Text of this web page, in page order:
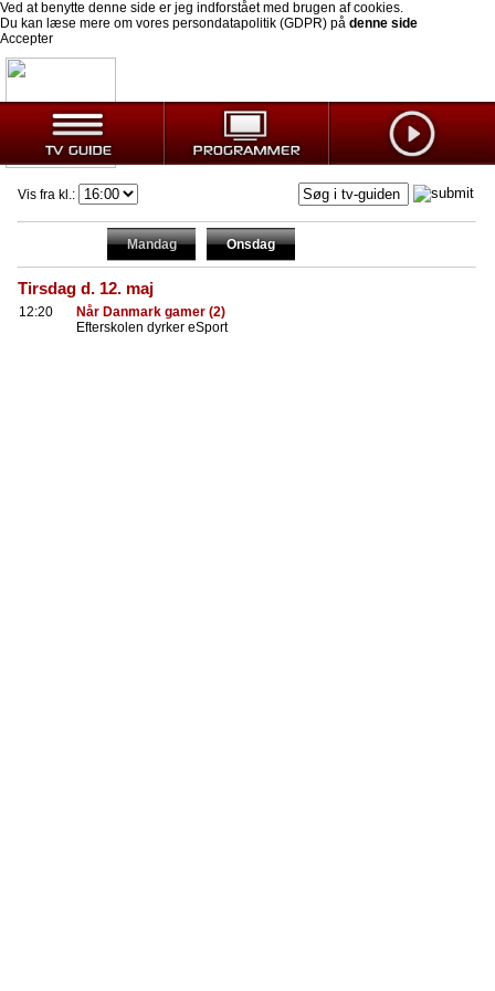
Ved at benytte denne side er jeg indforstået med brugen af cookies.
Du kan læse mere om vores persondatapolitik (GDPR) på denne side
Accepter
Vis fra kl.:
Mandag Onsdag
Tirsdag d. 12. maj
12:20
Når Danmark gamer (2)
Efterskolen dyrker eSport